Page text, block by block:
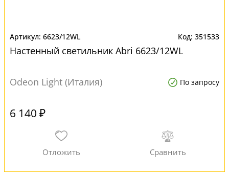
6623/12WL 351533
Настенный светильник Abri 6623/12WL
Odeon Light (Италия) По запросу
6 140 ₽